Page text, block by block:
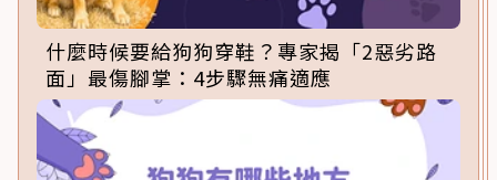
什麼時候要給狗狗穿鞋？專家揭「2惡劣路
面」最傷腳掌：4步驟無痛適應